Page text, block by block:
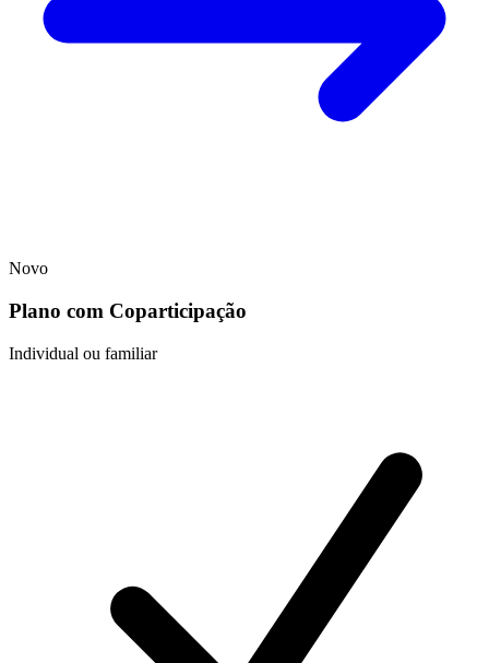
Novo
Plano com Coparticipação
Individual ou familiar